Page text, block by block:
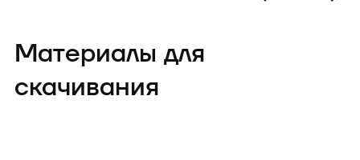
Материалы для
скачивания